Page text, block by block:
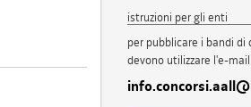
istruzioni per gli enti
per pubblicare i bandi
devono utilizzare l'e-mail